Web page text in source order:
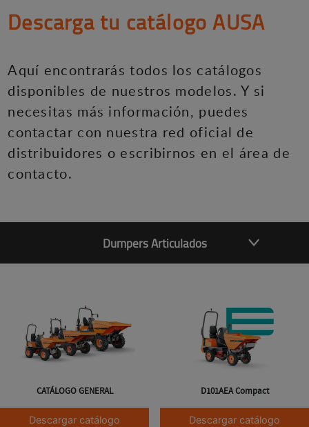
Descarga tu catálogo AUSA
Aquí encontrarás todos los catálogos
disponibles de nuestros modelos. Y si
necesitas más información, puedes
contactar con nuestra red oficial de
distribuidores o escribirnos en el área de
contacto.
Dumpers Articulados
CATÁLOGO GENERAL
Descargar catálogo
D101AEA Compact
Descargar catálogo